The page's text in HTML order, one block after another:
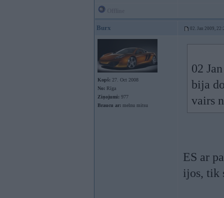
Burx 02. Jan 2009,
Kopš: 27. Oct 2008
No: Rīga
Ziņojumi: 977
Braucu ar: melnu mitsu
02
bija
vairs
ES ar
ijos, tik